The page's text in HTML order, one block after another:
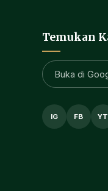
Temukan
Buka di
IG FB YT